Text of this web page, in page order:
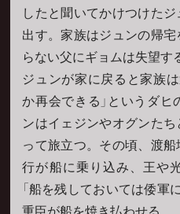
したと聞いてかけつけた
出す。家族はジュンの帰
らない父にギョムは失望す
ジュンが家に戻ると家族
か再会できる」というダ
ンはイェジンやオグンた
って旅立つ。その頃、渡
行が船に乗り込み、王や
「船を残しておいては倭軍
重臣が船を焼き払わせる。